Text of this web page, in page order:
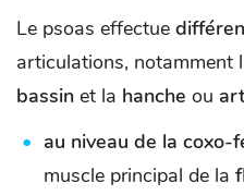
Le psoas effectue
articulations, notamment
bassin et la hanche ou
au niveau de la coxo-
muscle principal de la